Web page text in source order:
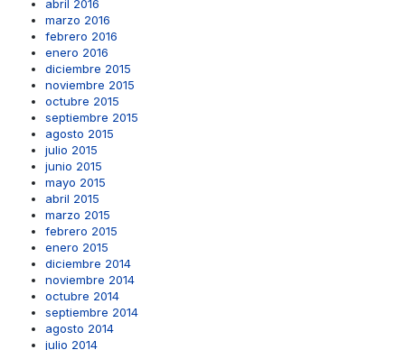
abril 2016
marzo 2016
febrero 2016
enero 2016
diciembre 2015
noviembre 2015
octubre 2015
septiembre 2015
agosto 2015
julio 2015
junio 2015
mayo 2015
abril 2015
marzo 2015
febrero 2015
enero 2015
diciembre 2014
noviembre 2014
octubre 2014
septiembre 2014
agosto 2014
julio 2014